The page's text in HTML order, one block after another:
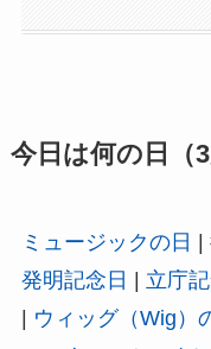
今日は何の日（
ミュージックの日
発明記念日
立庁
ウィッグ（Wig）